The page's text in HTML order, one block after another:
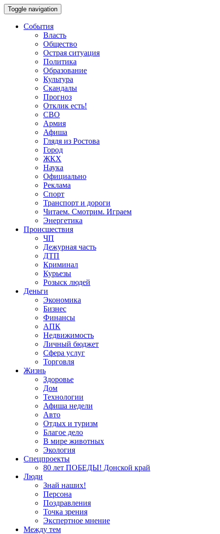
Toggle navigation
События
Власть
Общество
Острая ситуация
Политика
Образование
Культура
Скандалы
Прогноз
Отклик есть!
СВО
Армия
Афиша
Глядя из Ростова
Город
ЖКХ
Наука
Официально
Реклама
Спорт
Транспорт и дороги
Читаем. Смотрим. Играем
Энергетика
Происшествия
ЧП
Дежурная часть
ДТП
Криминал
Курьезы
Розыск людей
Деньги
Экономика
Бизнес
Финансы
АПК
Недвижимость
Личный бюджет
Сфера услуг
Торговля
Жизнь
Здоровье
Дом
Технологии
Афиша недели
Авто
Отдых и туризм
Благое дело
В мире животных
Экология
Спецпроекты
80 лет ПОБЕДЫ! Донской край
Люди
Знай наших!
Персона
Поздравления
Точка зрения
Экспертное мнение
Между тем